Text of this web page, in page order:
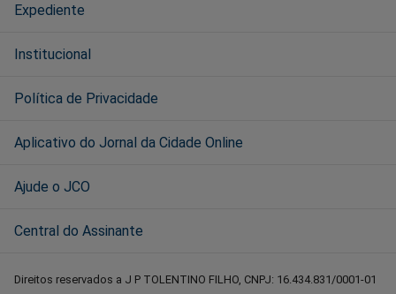
Expediente
Institucional
Política de Privacidade
Aplicativo do Jornal da Cidade Online
Ajude o JCO
Central do Assinante
Direitos reservados a J P TOLENTINO FILHO, CNPJ: 16.434.831/0001-01